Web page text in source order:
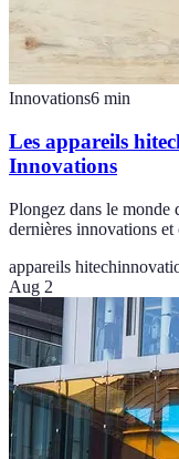
Innovations6 min
Les appareils
Innovations
Plongez dans le monde
dernières innovations et
appareils hitech
Aug 2